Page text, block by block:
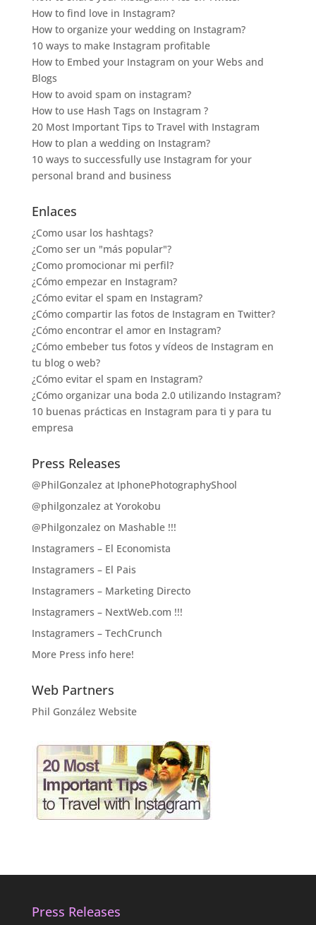
How to find love in Instagram?
How to organize your wedding on Instagram?
10 ways to make Instagram profitable
How to Embed your Instagram on your Webs and
Blogs
How to avoid spam on instagram?
How to use Hash Tags on Instagram ?
20 Most Important Tips to Travel with Instagram
How to plan a wedding on Instagram?
10 ways to successfully use Instagram for your
personal brand and business
Enlaces
¿Como usar los hashtags?
¿Como ser un "más popular"?
¿Como promocionar mi perfil?
¿Cómo empezar en Instagram?
¿Cómo evitar el spam en Instagram?
¿Cómo compartir las fotos de Instagram en Twitter?
¿Cómo encontrar el amor en Instagram?
¿Cómo embeber tus fotos y vídeos de Instagram en
tu blog o web?
¿Cómo evitar el spam en Instagram?
¿Cómo organizar una boda 2.0 utilizando Instagram?
10 buenas prácticas en Instagram para ti y para tu
empresa
Press Releases
@PhilGonzalez at IphonePhotographyShool
@philgonzalez at Yorokobu
@Philgonzalez on Mashable !!!
Instagramers – El Economista
Instagramers – El Pais
Instagramers – Marketing Directo
Instagramers – NextWeb.com !!!
Instagramers – TechCrunch
More Press info here!
Web Partners
Phil González Website
Press Releases